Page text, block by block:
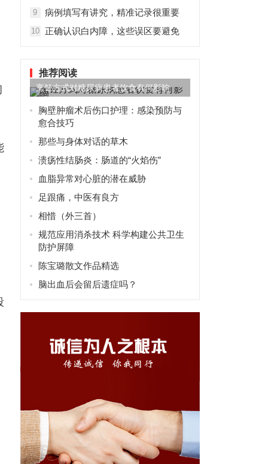
9 病例填写有讲究，精准记录很重要
10 正确认识白内障，这些误区要避免
推荐阅读
烹饪方式对糖尿病患者饮食有何影响
胸壁肿瘤术后伤口护理：感染预防与
愈合技巧
那些与身体对话的草木
溃疡性结肠炎：肠道的“火焰伤”
血脂异常对心脏的潜在威胁
足跟痛，中医有良方
相惜（外三首）
规范应用消杀技术 科学构建公共卫生
防护屏障
陈宝璐散文作品精选
脑出血后会留后遗症吗？